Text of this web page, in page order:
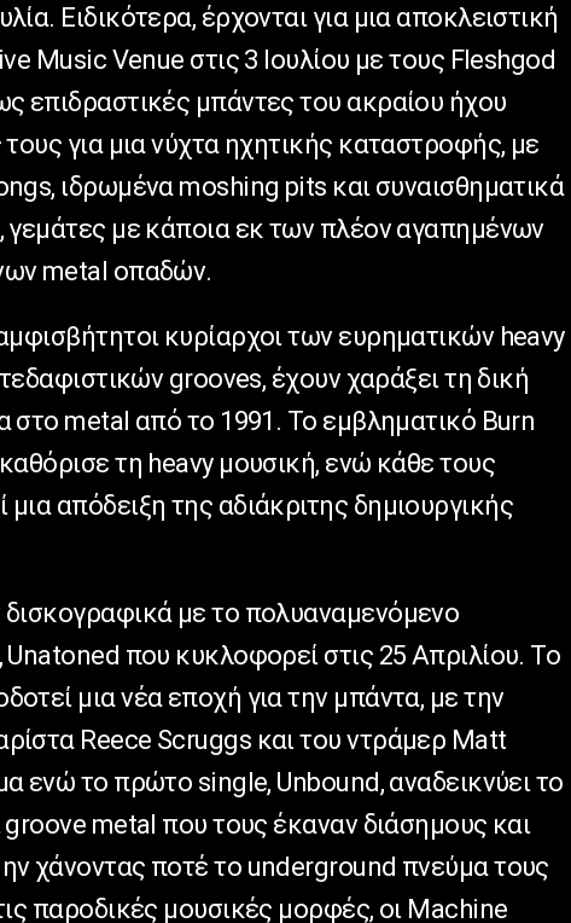
Ειδικότερα, έρχονται για μια αποκλειστική
Music Venue στις 3 Ιουλίου με τους Fleshgod
επιδραστικές μπάντες του ακραίου ήχου
τους για μια νύχτα ηχητικής καταστροφής, με
ιδρωμένα moshing pits και συναισθηματικά
γεμάτες με κάποια εκ των πλέον αγαπημένων
metal οπαδών.
κυρίαρχοι των ευρηματικών heavy
grooves, έχουν χαράξει τη δική
στο metal από το 1991. Το εμβληματικό Burn
τη heavy μουσική, ενώ κάθε τους
απόδειξη της αδιάκριτης δημιουργικής
με το πολυαναμενόμενο
που κυκλοφορεί στις 25 Απριλίου. Το
μια νέα εποχή για την μπάντα, με την
Reece Scruggs και του ντράμερ Matt
ενώ το πρώτο single, Unbound, αναδεικνύει το
metal που τους έκαναν διάσημους και
χάνοντας ποτέ το underground πνεύμα τους
παροδικές μουσικές μορφές, οι Machine